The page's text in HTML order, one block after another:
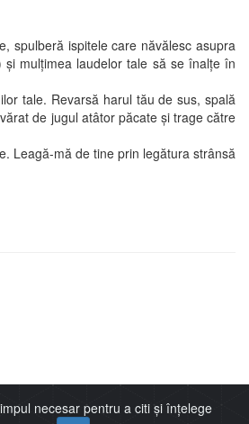
ispitele care năvălesc asupra
şi mulţimea laudelor tale să se înalţe în
tale. Revarsă harul tău de sus, spală
de jugul atâtor păcate şi trage către
mă de tine prin legătura strânsă
necesar pentru a citi și înțelege